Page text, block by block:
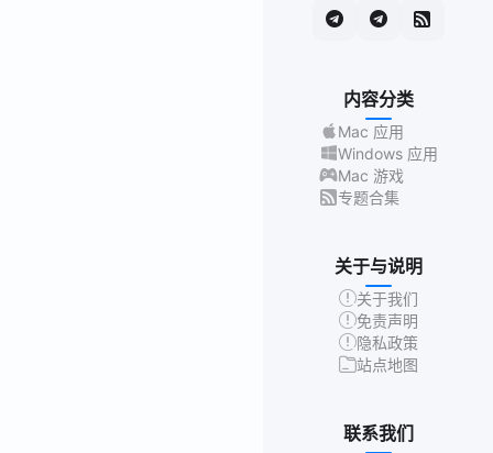
内容分类
Mac 应用
Windows 应用
Mac 游戏
专题合集
关于与说明
关于我们
免责声明
隐私政策
站点地图
联系我们